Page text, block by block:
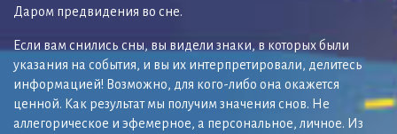
Даром предвидения во сне.
Если вам снились сны, вы видели знаки, в которых были
указания на события, и вы их интерпретировали, делитесь
информацией! Возможно, для кого-либо она окажется
ценной. Как результат мы получим значения снов. Не
аллегорическое и эфемерное, а персональное, личное. Из